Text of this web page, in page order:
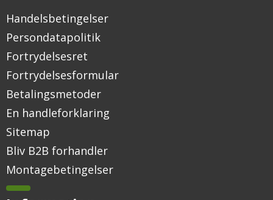
Handelsbetingelser
Persondatapolitik
Fortrydelsesret
Fortrydelsesformular
Betalingsmetoder
En handleforklaring
Sitemap
Bliv B2B forhandler
Montagebetingelser